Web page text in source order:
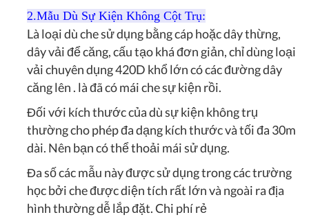
2.Mẫu Dù Sự Kiện Không Cột Trụ:
Là loại dù che sử dụng bằng cáp hoặc dây thừng,
dây vải để căng, cấu tạo khá đơn giản, chỉ dùng loại
vải chuyên dụng 420D khổ lớn có các đường dây
căng lên . là đã có mái che sự kiện rồi.
Đối với kích thước của dù sự kiện không trụ
thường cho phép đa dạng kích thước và tối đa 30m
dài. Nên bạn có thể thoải mái sử dụng.
Đa số các mẫu này được sử dụng trong các trường
học bởi che được diện tích rất lớn và ngoài ra địa
hình thường dễ lắp đặt. Chi phí rẻ